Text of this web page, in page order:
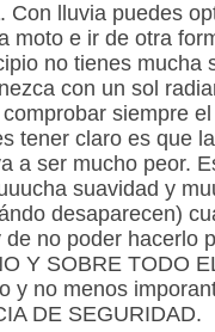
. Con lluvia puedes
moto e ir de otra
no tienes mucha
con un sol
comprobar siempre
tener claro es que
a ser mucho peor.
suavidad y
desaparecen)
de no poder hacerlo
Y SOBRE TODO
y no menos
DE SEGURIDAD.